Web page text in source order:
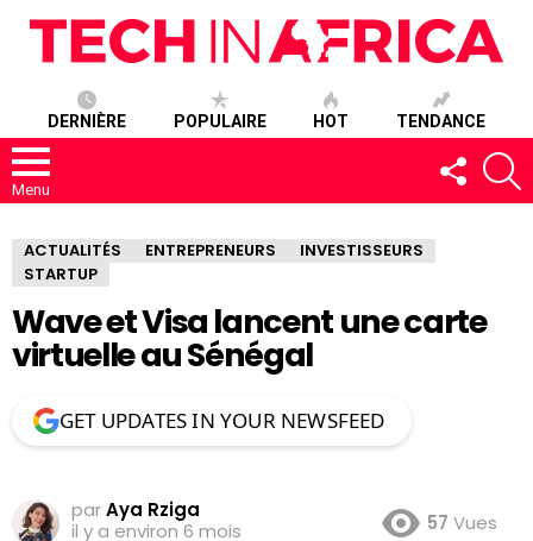
DERNIÈRE POPULAIRE HOT TENDANCE
Menu
SUIVEZ-
NOUS
ACTUALITÉS ENTREPRENEURS
INVESTISSEURS
STARTUP
Wave et Visa lancent une carte
virtuelle au Sénégal
GET UPDATES IN YOUR NEWSFEED
parAya Rziga
il y a environ 6 mois
57 Vues